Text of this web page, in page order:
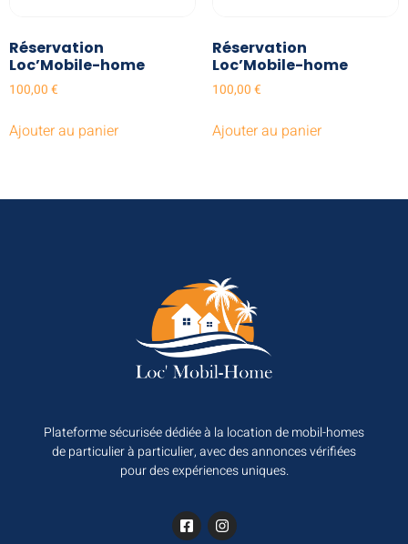
Réservation
Loc’Mobile-home
100,00 €
Ajouter au panier
Réservation
Loc’Mobile-home
100,00 €
Ajouter au panier
Plateforme sécurisée dédiée à la location de mobil-homes
de particulier à particulier, avec des annonces vérifiées
pour des expériences uniques.